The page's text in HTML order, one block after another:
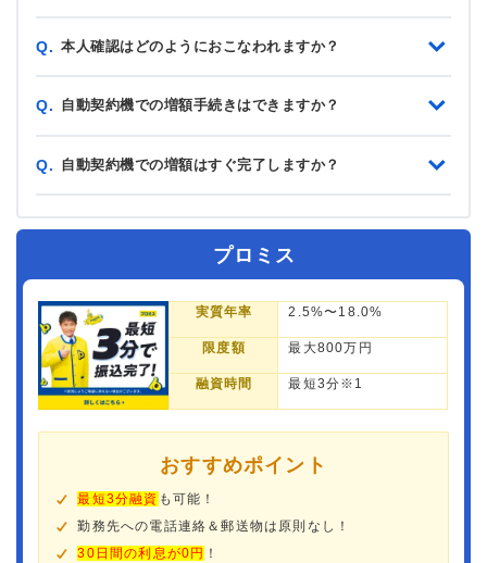
Q. 本人確認はどのようにおこなわれますか？
Q. 自動契約機での増額手続きはできますか？
Q. 自動契約機での増額はすぐ完了しますか？
プロミス
実質年率 2.5%〜18.0%
限度額 最大800万円
融資時間 最短3分※1
おすすめポイント
最短3分融資 も可能！
勤務先への電話連絡＆郵送物は原則なし！
30日間の利息が0円 ！